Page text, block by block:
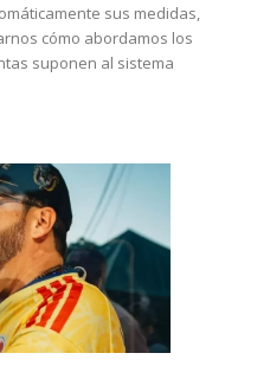
sus medidas,
cómo abordamos los
suponen al sistema